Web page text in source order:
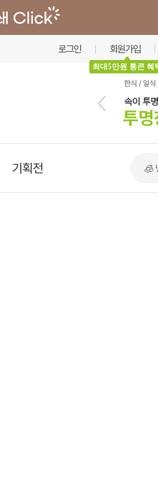
로그인 회원가입
최대5만원 통큰 혜
기획전 🧊